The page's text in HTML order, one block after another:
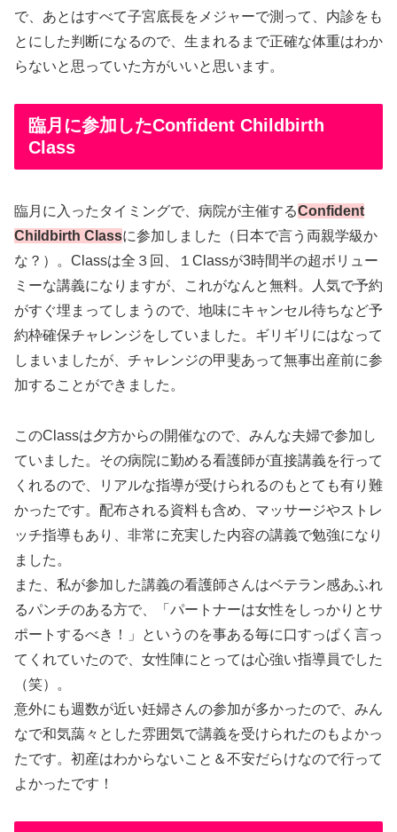
で、あとはすべて子宮底長をメジャーで測って、内診をも
とにした判断になるので、生まれるまで正確な体重はわか
らないと思っていた方がいいと思います。
臨月に参加したConfident Childbirth
Class
臨月に入ったタイミングで、病院が主催するConfident
Childbirth Classに参加しました（日本で言う両親学級か
な？）。Classは全３回、１Classが3時間半の超ボリュー
ミーな講義になりますが、これがなんと無料。人気で予約
がすぐ埋まってしまうので、地味にキャンセル待ちなど予
約枠確保チャレンジをしていました。ギリギリにはなって
しまいましたが、チャレンジの甲斐あって無事出産前に参
加することができました。
このClassは夕方からの開催なので、みんな夫婦で参加し
ていました。その病院に勤める看護師が直接講義を行って
くれるので、リアルな指導が受けられるのもとても有り難
かったです。配布される資料も含め、マッサージやストレ
ッチ指導もあり、非常に充実した内容の講義で勉強になり
ました。
また、私が参加した講義の看護師さんはベテラン感あふれ
るパンチのある方で、「パートナーは女性をしっかりとサ
ポートするべき！」というのを事ある毎に口すっぱく言っ
てくれていたので、女性陣にとっては心強い指導員でした
（笑）。
意外にも週数が近い妊婦さんの参加が多かったので、みん
なで和気藹々とした雰囲気で講義を受けられたのもよかっ
たです。初産はわからないこと＆不安だらけなので行って
よかったです！